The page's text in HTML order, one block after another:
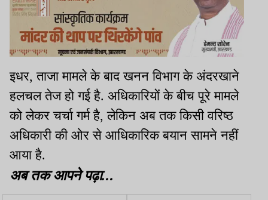
इधर, ताजा मामले के बाद खनन विभाग के अंदरखाने
हलचल तेज हो गई है. अधिकारियों के बीच पूरे मामले
को लेकर चर्चा गर्म है, लेकिन अब तक किसी वरिष्ठ
अधिकारी की ओर से आधिकारिक बयान सामने नहीं
आया है.
अब तक आपने पढ़ा...